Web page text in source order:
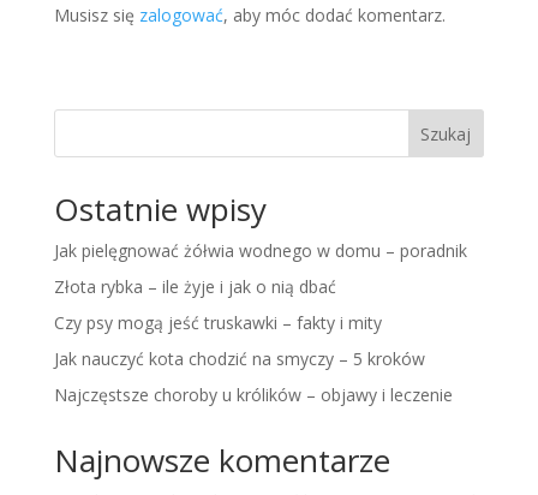
Musisz się zalogować, aby móc dodać komentarz.
Szukaj
Ostatnie wpisy
Jak pielęgnować żółwia wodnego w domu – poradnik
Złota rybka – ile żyje i jak o nią dbać
Czy psy mogą jeść truskawki – fakty i mity
Jak nauczyć kota chodzić na smyczy – 5 kroków
Najczęstsze choroby u królików – objawy i leczenie
Najnowsze komentarze